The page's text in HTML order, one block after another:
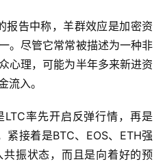
报告中称，羊群效应是加密资
。尽管它常常被描述为一种非
心理，可能为半年多来新进资
流入。
率先开启反弹行情，再是
紧接着是BTC、EOS、ETH强
振状态，而且是向着好的预